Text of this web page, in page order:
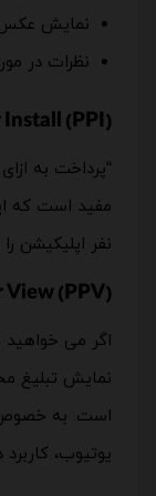
نمایش
نظرات در
(PPI):
“پرداخت به
مفید است که
نفر اپلیکیشن
(PPV):
اگر می خواهید
نمایش تبلیغ
است. به خصوص
یوتیوب، کاربرد